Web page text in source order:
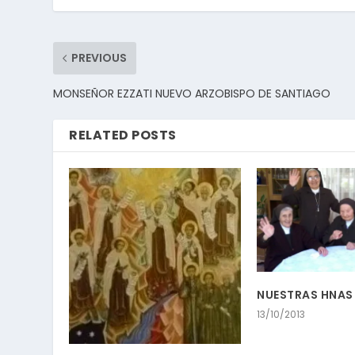
PREVIOUS
MONSEÑOR EZZATI NUEVO ARZOBISPO DE SANTIAGO
RELATED POSTS
NUESTRAS
13/10/2013